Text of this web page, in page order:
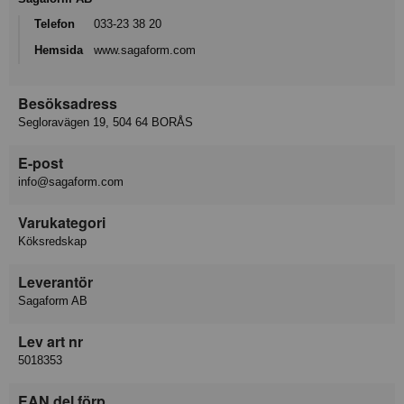
Telefon
033-23 38 20
Hemsida
www.sagaform.com
Besöksadress
Segloravägen 19, 504 64 BORÅS
E-post
info@sagaform.com
Varukategori
Köksredskap
Leverantör
Sagaform AB
Lev art nr
5018353